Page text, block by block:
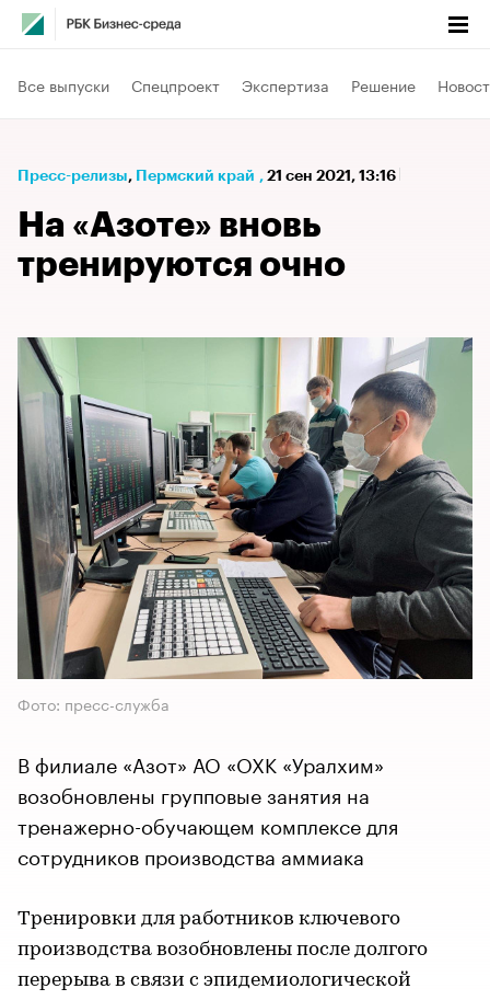
Все выпуски Спецпроект Экспертиза Решение
Пресс-релизы⁠, Пермский край , 21 сен 2021, 13:16
На «Азоте» вновь
тренируются очно
Фото: пресс-служба
В филиале «Азот» АО «ОХК «Уралхим»
возобновлены групповые занятия на
тренажерно-обучающем комплексе для
сотрудников производства аммиака
Тренировки для работников ключевого
производства возобновлены после долгого
перерыва в связи с эпидемиологической